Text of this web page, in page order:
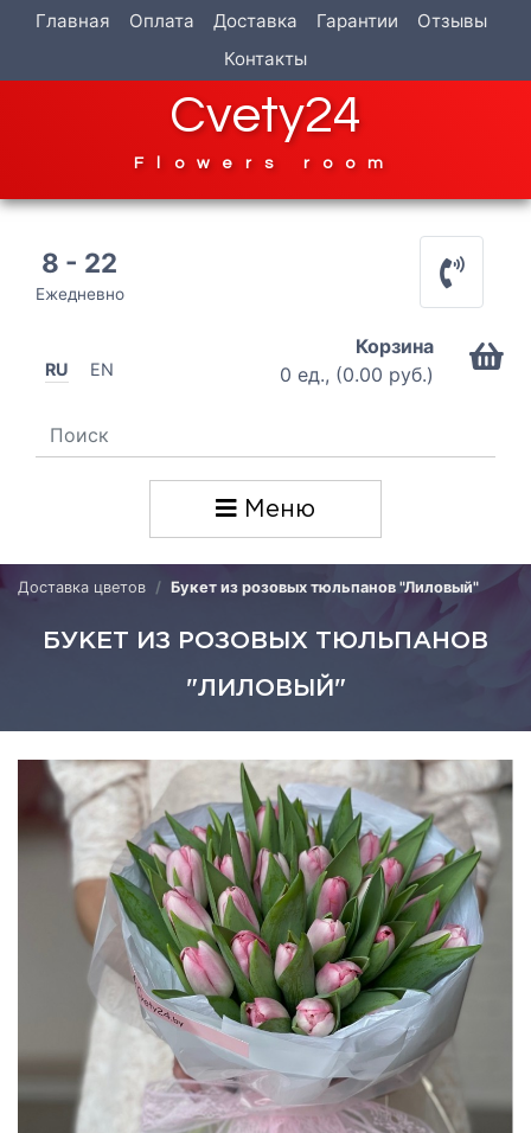
Главная Оплата Доставка Гарантии
Отзывы
Контакты
Cvety24
Flowers room
8 - 22
Ежедневно
RU EN
Корзина
0 ед., (0.00 руб.)
Меню
Доставка цветов Букет из розовых тюльпанов "Лиловый"
БУКЕТ ИЗ РОЗОВЫХ ТЮЛЬПАНОВ
"ЛИЛОВЫЙ"